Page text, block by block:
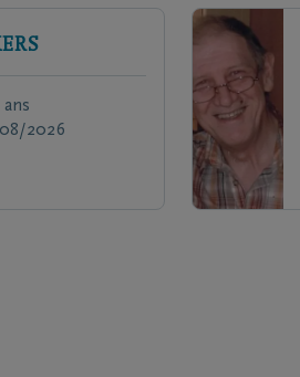
ans
2026